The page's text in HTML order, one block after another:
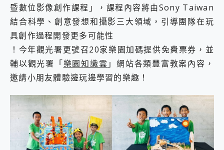
暨數位影像創作課程」，課程內容將由Sony Taiwan
結合科學、創意發想和攝影三大領域，引導團隊在玩
具創作過程開發更多可能性
！今年觀光署更號召20家樂園加碼提供免費票券，並
輔以觀光署「樂園知識雲 」網站各類豐富教案內容，
邀請小朋友體驗邊玩邊學習的樂趣！